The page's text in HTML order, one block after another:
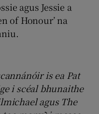
agus Jessie a
of Honour’ na
is ea Pat
i scéal bhunaithe
agus The